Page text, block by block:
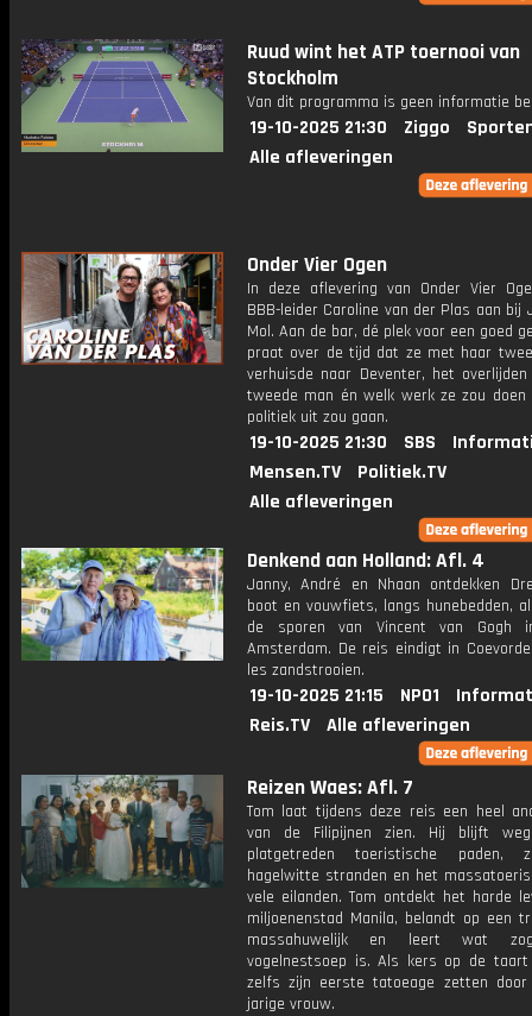
Ruud wint het ATP toernooi van
Stockholm
Van dit programma is geen informatie
19-10-2025 21:30 Ziggo
Alle afleveringen
Onder Vier Ogen
In deze aflevering van Onder Vier
BBB-leider Caroline van der Plas aan bij
Mol. Aan de bar, dé plek voor een goed
praat over de tijd dat ze met haar
verhuisde naar Deventer, het
tweede man én welk werk ze zou
politiek uit zou gaan.
19-10-2025 21:30 SBS
Mensen.TV
Politiek.TV
Alle afleveringen
Denkend aan Holland: Afl. 4
Janny, André en Nhaan ontdekken
boot en vouwfiets, langs hunebedden,
de sporen van Vincent van Gogh
Amsterdam. De reis eindigt in
les zandstrooien.
19-10-2025 21:15 NPO1
Reis.TV
Alle afleveringen
Reizen Waes: Afl. 7
Tom laat tijdens deze reis een heel
van de Filipijnen zien. Hij blijft
platgetreden toeristische paden,
hagelwitte stranden en het
vele eilanden. Tom ontdekt het harde
miljoenenstad Manila, belandt op een
massahuwelijk en leert wat
vogelnestsoep is. Als kers op de taart
zelfs zijn eerste tatoeage zetten door
jarige vrouw.